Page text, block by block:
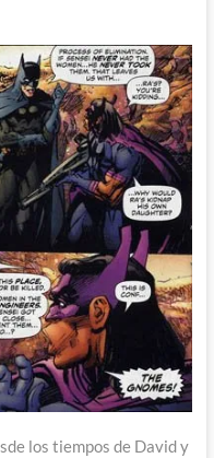
los tiempos de David y